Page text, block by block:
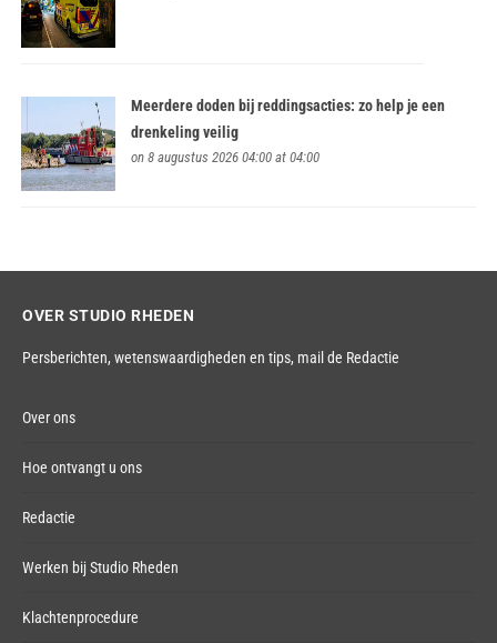
Meerdere doden bij reddingsacties: zo help je een
drenkeling veilig
on 8 augustus 2026 04:00 at 04:00
OVER STUDIO RHEDEN
Persberichten, wetenswaardigheden en tips, mail de Redactie
Over ons
Hoe ontvangt u ons
Redactie
Werken bij Studio Rheden
Klachtenprocedure